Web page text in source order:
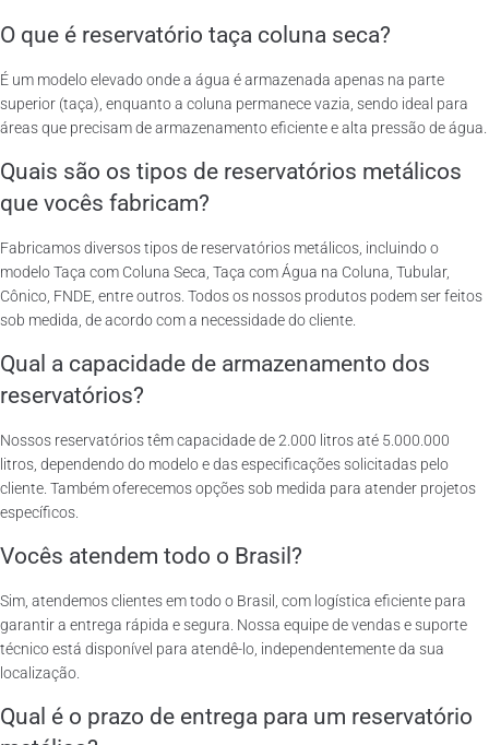
O que é reservatório taça coluna seca?
É um modelo elevado onde a água é armazenada apenas na parte
superior (taça), enquanto a coluna permanece vazia, sendo ideal para
áreas que precisam de armazenamento eficiente e alta pressão de água.
Quais são os tipos de reservatórios metálicos
que vocês fabricam?
Fabricamos diversos tipos de reservatórios metálicos, incluindo o
modelo Taça com Coluna Seca, Taça com Água na Coluna, Tubular,
Cônico, FNDE, entre outros. Todos os nossos produtos podem ser feitos
sob medida, de acordo com a necessidade do cliente.
Qual a capacidade de armazenamento dos
reservatórios?
Nossos reservatórios têm capacidade de 2.000 litros até 5.000.000
litros, dependendo do modelo e das especificações solicitadas pelo
cliente. Também oferecemos opções sob medida para atender projetos
específicos.
Vocês atendem todo o Brasil?
Sim, atendemos clientes em todo o Brasil, com logística eficiente para
garantir a entrega rápida e segura. Nossa equipe de vendas e suporte
técnico está disponível para atendê-lo, independentemente da sua
localização.
Qual é o prazo de entrega para um reservatório